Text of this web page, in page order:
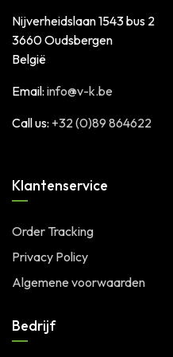
Nijverheidslaan 1543 bus 2
3660 Oudsbergen
België
Email: info@v-k.be
Call us: +32 (0)89 864622
Klantenservice
Order Tracking
Privacy Policy
Algemene voorwaarden
Bedrijf